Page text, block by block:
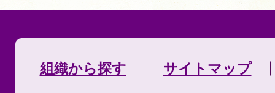
組織から探す サイトマップ